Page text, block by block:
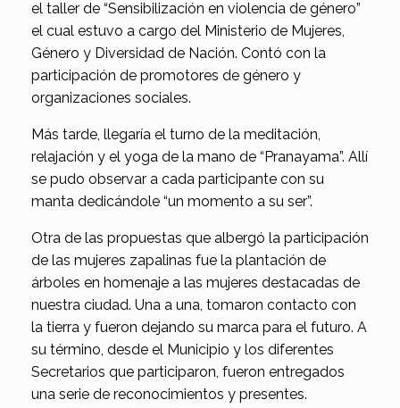
el taller de “Sensibilización en violencia de género”
el cual estuvo a cargo del Ministerio de Mujeres,
Género y Diversidad de Nación. Contó con la
participación de promotores de género y
organizaciones sociales.
Más tarde, llegaría el turno de la meditación,
relajación y el yoga de la mano de “Pranayama”. Allí
se pudo observar a cada participante con su
manta dedicándole “un momento a su ser”.
Otra de las propuestas que albergó la participación
de las mujeres zapalinas fue la plantación de
árboles en homenaje a las mujeres destacadas de
nuestra ciudad. Una a una, tomaron contacto con
la tierra y fueron dejando su marca para el futuro. A
su término, desde el Municipio y los diferentes
Secretarios que participaron, fueron entregados
una serie de reconocimientos y presentes.